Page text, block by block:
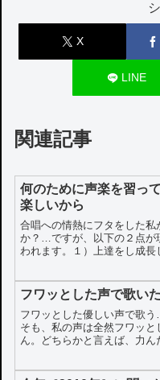
X
LINE
関連記事
何のために声楽を習っ
楽しいから
合唱への情熱にフタをした
か？…ですが、以下の２点が
われます。１）上達をし成長
フワッとした声で歌い
フワッとした優しい声で歌
そも、私の声は全然フワッ
ん。どちらかと言えば、力ん